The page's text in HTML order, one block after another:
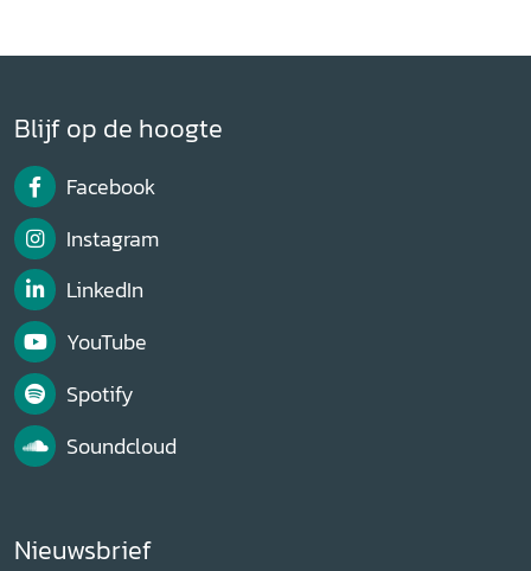
Blijf op de hoogte
Facebook
Instagram
LinkedIn
YouTube
Spotify
Soundcloud
Nieuwsbrief